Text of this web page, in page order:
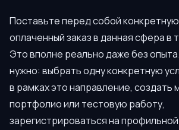
Поставьте перед собой
оплаченный заказ в данная сфера в
Это вполне реально даже без
нужно: выбрать одну конкретную
в рамках это направление, создать
портфолио или тестовую работу,
зарегистрироваться на